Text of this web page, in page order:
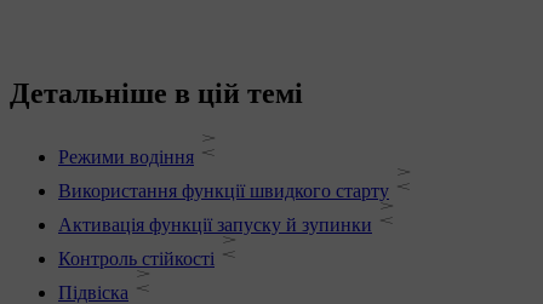
Детальніше в цій темі
Режими водіння
Використання функції швидкого старту
Активація функції запуску й зупинки
Контроль стійкості
Підвіска